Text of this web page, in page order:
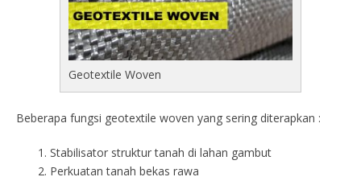
Geotextile Woven
Beberapa fungsi geotextile woven yang sering diterapkan :
Stabilisator struktur tanah di lahan gambut
Perkuatan tanah bekas rawa